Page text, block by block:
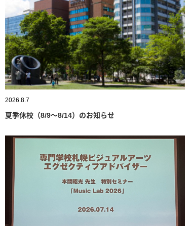
2026.8.7
夏季休校（8/9～8/14）のお知らせ